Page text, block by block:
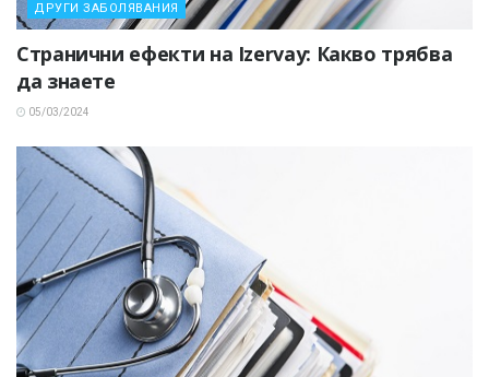
ДРУГИ ЗАБОЛЯВАНИЯ
Странични ефекти на Izervay: Какво трябва
да знаете
05/03/2024